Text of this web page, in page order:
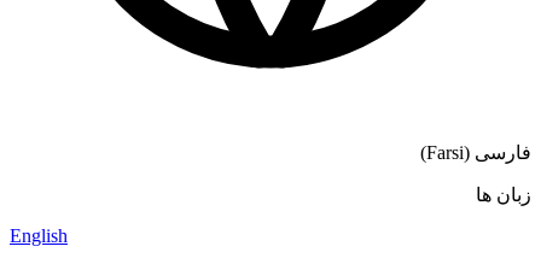
فارسی (Farsi)
زبان ها
English